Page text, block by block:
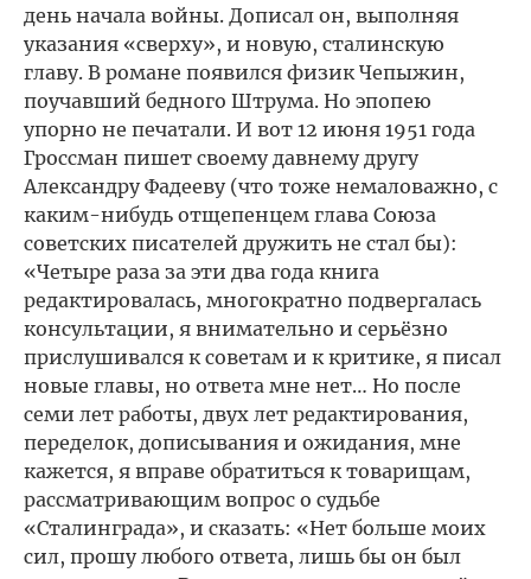
день начала войны. Дописал он, выполняя
указания «сверху», и новую, сталинскую
главу. В романе появился физик Чепыжин,
поучавший бедного Штрума. Но эпопею
упорно не печатали. И вот 12 июня 1951 года
Гроссман пишет своему давнему другу
Александру Фадееву (что тоже немаловажно, с
каким-нибудь отщепенцем глава Союза
советских писателей дружить не стал бы):
«Четыре раза за эти два года книга
редактировалась, многократно подвергалась
консультации, я внимательно и серьёзно
прислушивался к советам и к критике, я писал
новые главы, но ответа мне нет… Но после
семи лет работы, двух лет редактирования,
переделок, дописывания и ожидания, мне
кажется, я вправе обратиться к товарищам,
рассматривающим вопрос о судьбе
«Сталинграда», и сказать: «Нет больше моих
сил, прошу любого ответа, лишь бы он был